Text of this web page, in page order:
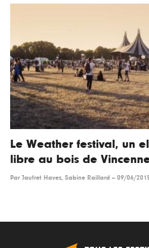
Le Weather festival, un
libre au bois de
Par Jaufret Havez, Sabine Raillard -- 09/06/